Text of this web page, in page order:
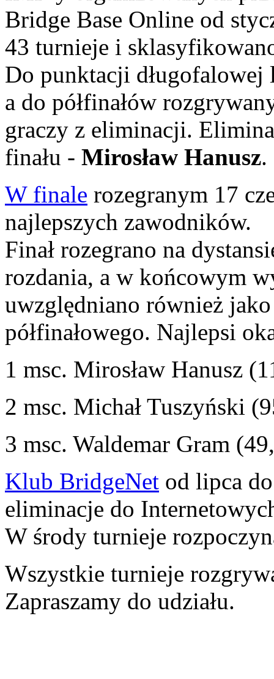
Bridge Base Online od
43 turnieje i
Do punktacji
a do półfinałów
graczy z eliminacji.
finału - Mirosław Hanusz.
W finale rozegranym 17
najlepszych zawodników.
Finał rozegrano na
rozdania, a w końcowym
uwzględniano również
półfinałowego. Najlepsi
1 msc. Mirosław Hanusz
2 msc. Michał Tuszyński
3 msc. Waldemar Gram
Klub BridgeNet od lipca
eliminacje do
W środy turnieje
Wszystkie turnieje
Zapraszamy do udziału.